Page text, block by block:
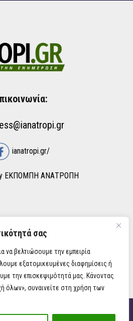
σας
να βελτιώσουμε την εμπειρία
εξατομικευμένες διαφημίσεις ή
την επισκεψιμότητά μας. Κάνοντας
όλων», συναινείτε στη χρήση των
ianatropi.gr/
ΕΚΠΟΜΠΗ ΑΝΑΤΡΟΠΗ
iAnatropi ©